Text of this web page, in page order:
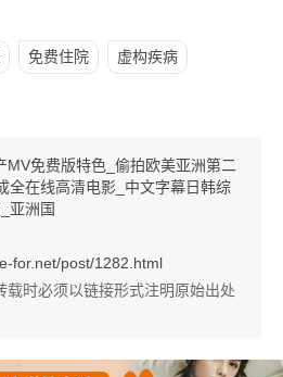
免费住院 虚构疾病
MV免费版特色_偷拍欧美亚洲第二
全在线高清电影_中文字幕日韩综
亚洲国
for.net/post/1282.html
载时必须以链接形式注明原始出处